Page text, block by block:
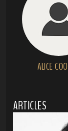
ALICE
ARTICLES